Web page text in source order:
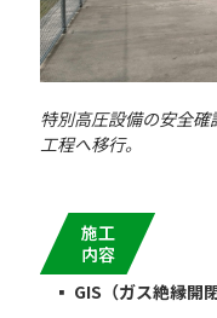
特別高圧設備の安全
工程へ移行。
施工
内容
▪ GIS （ガス絶縁開